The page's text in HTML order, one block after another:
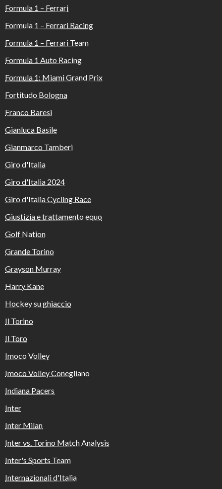
Formula 1 – Ferrari
Formula 1 – Ferrari Racing
Formula 1 – Ferrari Team
Formula 1 Auto Racing
Formula 1: Miami Grand Prix
Fortitudo Bologna
Franco Baresi
Gianluca Basile
Gianmarco Tamberi
Giro d'Italia
Giro d'Italia 2024
Giro d'Italia Cycling Race
Giustizia e trattamento equo
Golf Nation
Grande Torino
Grayson Murray
Harry Kane
Hockey su ghiaccio
Il Torino
Il Toro
Imoco Volley
Imoco Volley Conegliano
Indiana Pacers
Inter
Inter Milan
Inter vs. Torino Match Analysis
Inter's Sports Team
Internazionali d'Italia